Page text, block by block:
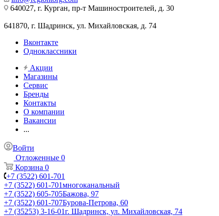
640027, г. Курган, пр-т Машиностроителей, д. 30
641870, г. Шадринск, ул. Михайловская, д. 74
Вконтакте
Одноклассники
Акции
Магазины
Сервис
Бренды
Контакты
О компании
Вакансии
...
Войти
Отложенные 0
Корзина 0
+7 (3522) 601-701
+7 (3522) 601-701многоканальный
+7 (3522) 605-705Бажова, 97
+7 (3522) 601-707Бурова-Петрова, 60
+7 (35253) 3-16-01г. Шадринск, ул. Михайловская, 74